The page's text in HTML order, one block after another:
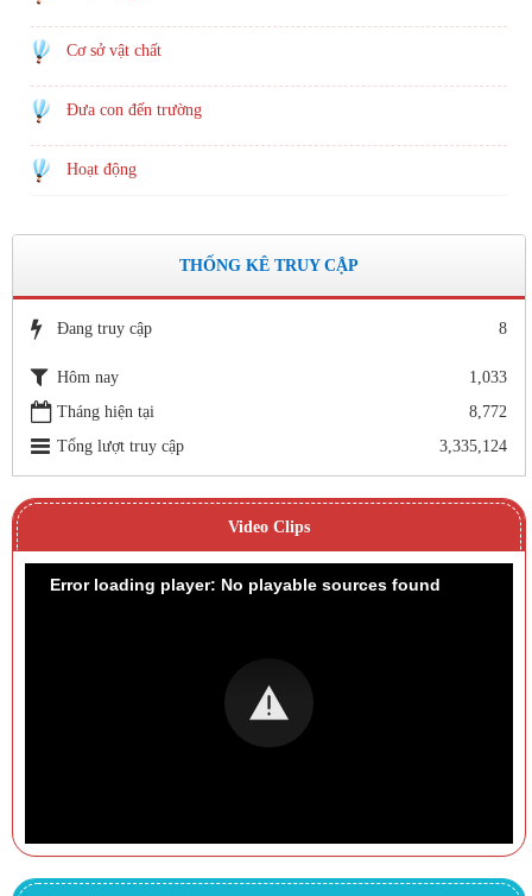
Cơ sở vật chất
Đưa con đến trường
Hoạt động
THỐNG KÊ TRUY CẬP
Đang truy cập 8
Hôm nay
1,033
Tháng hiện tại
8,772
Tổng lượt truy cập
3,335,124
Video Clips
Error loading player: No playable sources found